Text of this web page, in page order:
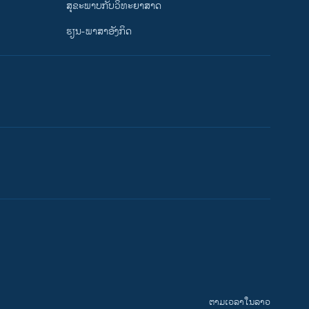
ສຸຂະພາບກັບວິທະຍາສາດ
ຮຽນ-ພາສາອັງກິດ
ຕາມເວລາໃນລາວ